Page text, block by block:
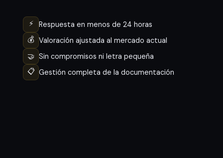
⚡
Respuesta en menos de 24 horas
💰 Valoración ajustada al mercado actual
🤝 Sin compromisos ni letra pequeña
📋 Gestión completa de la documentación